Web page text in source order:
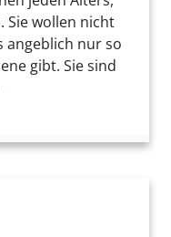
Sie wollen nicht
angeblich nur so
gibt. Sie sind